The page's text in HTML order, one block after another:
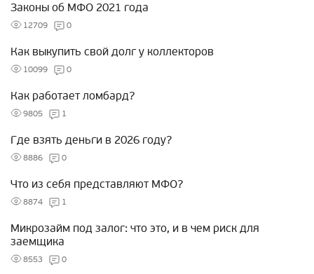
Законы об МФО 2021 года
12709 0
Как выкупить свой долг у коллекторов
10099 0
Как работает ломбард?
9805 1
Где взять деньги в 2026 году?
8886 0
Что из себя представляют МФО?
8874 1
Микрозайм под залог: что это, и в чем риск для
заемщика
8553 0